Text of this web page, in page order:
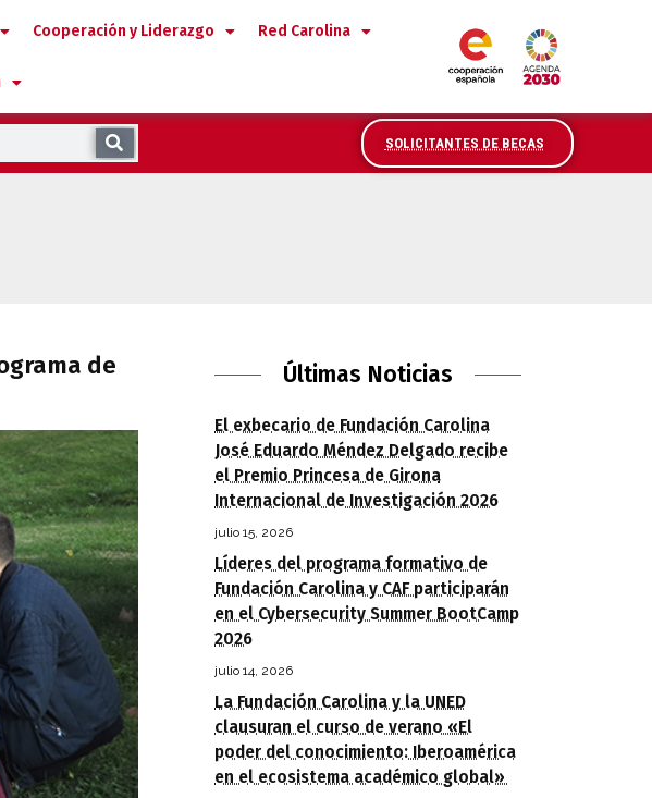
Cooperación y Liderazgo Red Carolina
SOLICITANTES DE BECAS
de
Últimas Noticias
El exbecario de Fundación Carolina
José Eduardo Méndez Delgado recibe
el Premio Princesa de Girona
Internacional de Investigación 2026
julio 15, 2026
Líderes del programa formativo de
Fundación Carolina y CAF participarán
en el Cybersecurity Summer BootCamp
2026
julio 14, 2026
La Fundación Carolina y la UNED
clausuran el curso de verano «El
poder del conocimiento: Iberoamérica
en el ecosistema académico global»